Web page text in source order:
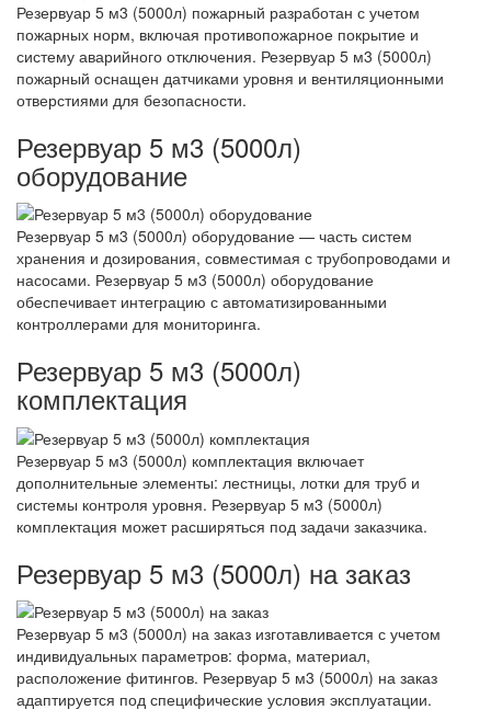
Резервуар 5 м3 (5000л) пожарный разработан с учетом
пожарных норм, включая противопожарное покрытие и
систему аварийного отключения. Резервуар 5 м3 (5000л)
пожарный оснащен датчиками уровня и вентиляционными
отверстиями для безопасности.
Резервуар 5 м3 (5000л)
оборудование
Резервуар 5 м3 (5000л) оборудование — часть систем
хранения и дозирования, совместимая с трубопроводами и
насосами. Резервуар 5 м3 (5000л) оборудование
обеспечивает интеграцию с автоматизированными
контроллерами для мониторинга.
Резервуар 5 м3 (5000л)
комплектация
Резервуар 5 м3 (5000л) комплектация включает
дополнительные элементы: лестницы, лотки для труб и
системы контроля уровня. Резервуар 5 м3 (5000л)
комплектация может расширяться под задачи заказчика.
Резервуар 5 м3 (5000л) на заказ
Резервуар 5 м3 (5000л) на заказ изготавливается с учетом
индивидуальных параметров: форма, материал,
расположение фитингов. Резервуар 5 м3 (5000л) на заказ
адаптируется под специфические условия эксплуатации.